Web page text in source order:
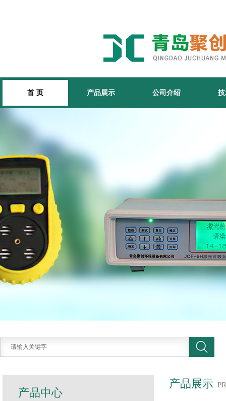
首 页 产品展示 公司介绍
产品展示
产品中心